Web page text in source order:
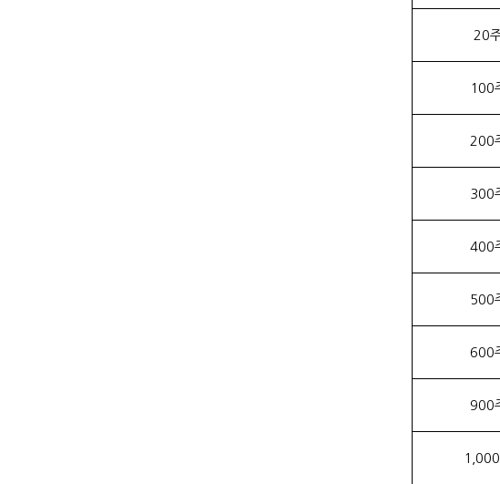
20
100
200
300
400
500
600
900